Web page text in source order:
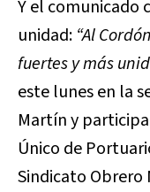
Y el comunicado
unidad: “Al
fuertes y más
este lunes en la
Martín y
Único de
Sindicato